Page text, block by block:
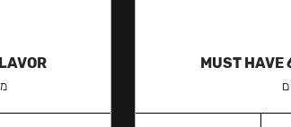
MUST HAVE